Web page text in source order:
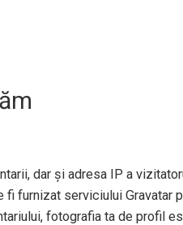
dar și adresa IP a
furnizat serviciului
fotografia ta de profil